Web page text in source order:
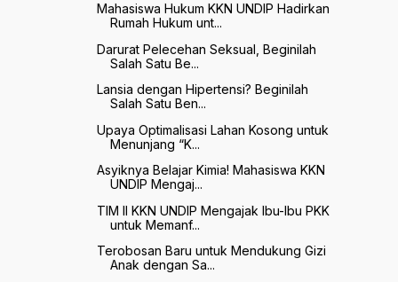
Mahasiswa Hukum KKN UNDIP Hadirkan
Rumah Hukum unt...
Darurat Pelecehan Seksual, Beginilah
Salah Satu Be...
Lansia dengan Hipertensi? Beginilah
Salah Satu Ben...
Upaya Optimalisasi Lahan Kosong untuk
Menunjang “K...
Asyiknya Belajar Kimia! Mahasiswa KKN
UNDIP Mengaj...
TIM II KKN UNDIP Mengajak Ibu-Ibu PKK
untuk Memanf...
Terobosan Baru untuk Mendukung Gizi
Anak dengan Sa...